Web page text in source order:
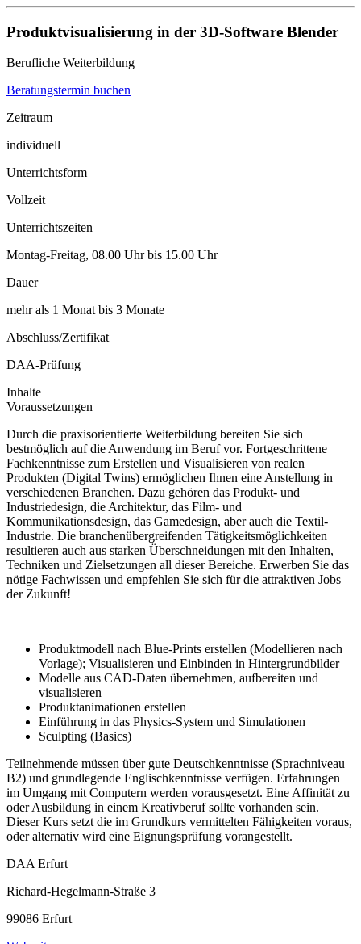
Produktvisualisierung in der 3D-Software Blender
Berufliche Weiterbildung
Beratungstermin buchen
Zeitraum
individuell
Unterrichtsform
Vollzeit
Unterrichtszeiten
Montag-Freitag, 08.00 Uhr bis 15.00 Uhr
Dauer
mehr als 1 Monat bis 3 Monate
Abschluss/Zertifikat
DAA-Prüfung
Inhalte
Voraussetzungen
Durch die praxisorientierte Weiterbildung bereiten Sie sich
bestmöglich auf die Anwendung im Beruf vor. Fortgeschrittene
Fachkenntnisse zum Erstellen und Visualisieren von realen
Produkten (Digital Twins) ermöglichen Ihnen eine Anstellung in
verschiedenen Branchen. Dazu gehören das Produkt- und
Industriedesign, die Architektur, das Film- und
Kommunikationsdesign, das Gamedesign, aber auch die Textil-
Industrie. Die branchenübergreifenden Tätigkeitsmöglichkeiten
resultieren auch aus starken Überschneidungen mit den Inhalten,
Techniken und Zielsetzungen all dieser Bereiche. Erwerben Sie das
nötige Fachwissen und empfehlen Sie sich für die attraktiven Jobs
der Zukunft!
Produktmodell nach Blue-Prints erstellen (Modellieren nach
Vorlage); Visualisieren und Einbinden in Hintergrundbilder
Modelle aus CAD-Daten übernehmen, aufbereiten und
visualisieren
Produktanimationen erstellen
Einführung in das Physics-System und Simulationen
Sculpting (Basics)
Teilnehmende müssen über gute Deutschkenntnisse (Sprachniveau
B2) und grundlegende Englischkenntnisse verfügen. Erfahrungen
im Umgang mit Computern werden vorausgesetzt. Eine Affinität zu
oder Ausbildung in einem Kreativberuf sollte vorhanden sein.
Dieser Kurs setzt die im Grundkurs vermittelten Fähigkeiten voraus,
oder alternativ wird eine Eignungsprüfung vorangestellt.
DAA Erfurt
Richard-Hegelmann-Straße 3
99086 Erfurt